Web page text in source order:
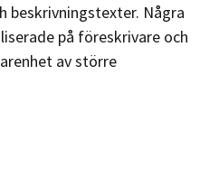
beskrivningstexter. Några
på föreskrivare och
av större